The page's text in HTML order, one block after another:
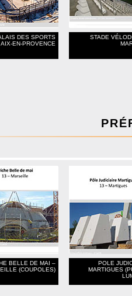
DES SPORTS
EN-PROVENCE
STADE
BELLE DE MAI –
(COUPOLES)
POLE
MARTIGUES